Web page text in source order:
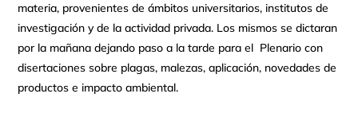
materia, provenientes de ámbitos universitarios, institutos de
investigación y de la actividad privada. Los mismos se dictaran
por la mañana dejando paso a la tarde para el Plenario con
disertaciones sobre plagas, malezas, aplicación, novedades de
productos e impacto ambiental.